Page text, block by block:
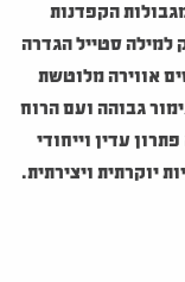
הקפדנות
למילה סטייל הגדרה
אווירה מלוטשת
גבוהה ועם הרוח
עדין וייחודי
יוקרתית ויצירתית.